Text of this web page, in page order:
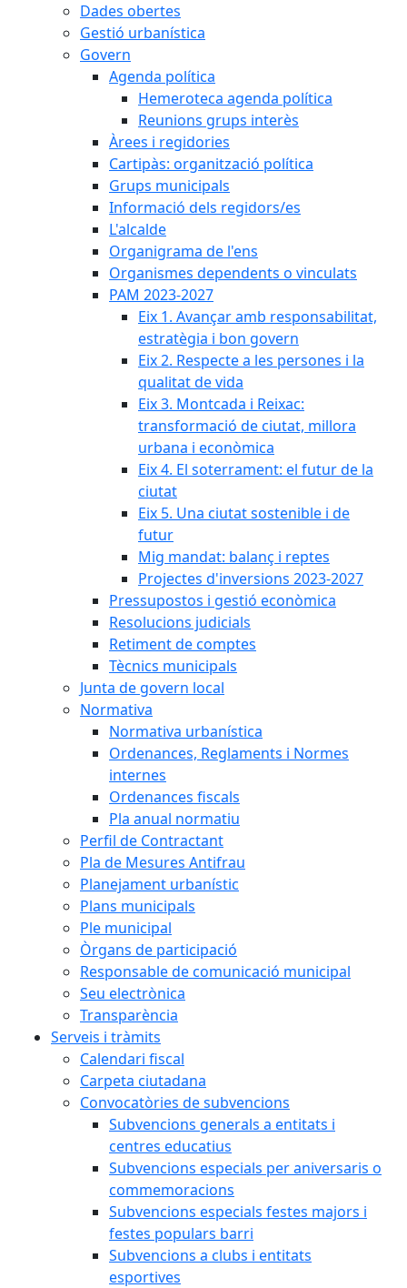
Dades obertes
Gestió urbanística
Govern
Agenda política
Hemeroteca agenda política
Reunions grups interès
Àrees i regidories
Cartipàs: organització política
Grups municipals
Informació dels regidors/es
L'alcalde
Organigrama de l'ens
Organismes dependents o vinculats
PAM 2023-2027
Eix 1. Avançar amb responsabilitat,
estratègia i bon govern
Eix 2. Respecte a les persones i la
qualitat de vida
Eix 3. Montcada i Reixac:
transformació de ciutat, millora
urbana i econòmica
Eix 4. El soterrament: el futur de la
ciutat
Eix 5. Una ciutat sostenible i de
futur
Mig mandat: balanç i reptes
Projectes d'inversions 2023-2027
Pressupostos i gestió econòmica
Resolucions judicials
Retiment de comptes
Tècnics municipals
Junta de govern local
Normativa
Normativa urbanística
Ordenances, Reglaments i Normes
internes
Ordenances fiscals
Pla anual normatiu
Perfil de Contractant
Pla de Mesures Antifrau
Planejament urbanístic
Plans municipals
Ple municipal
Òrgans de participació
Responsable de comunicació municipal
Seu electrònica
Transparència
Serveis i tràmits
Calendari fiscal
Carpeta ciutadana
Convocatòries de subvencions
Subvencions generals a entitats i
centres educatius
Subvencions especials per aniversaris o
commemoracions
Subvencions especials festes majors i
festes populars barri
Subvencions a clubs i entitats
esportives